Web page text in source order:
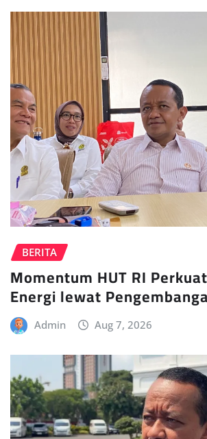
BERITA
Momentum HUT RI
Energi lewat
Admin Aug 7, 2026